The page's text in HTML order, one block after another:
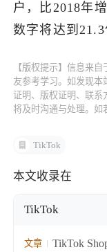
出海资讯
出海导航
出海交流群
户，比2018年
数字将达到21.3
【版权提示】信息来
友参考学习。如发现本
证明、版权证明、联
将及时沟通与处理。如
TikTok
本文收录在
TikTok
文章
TikTok